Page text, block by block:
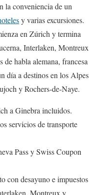
la conveniencia de un
y varias excursiones.
en Zúrich y termina
Interlaken, Montreux
habla alemana, francesa
día a destinos en los Alpes
y Rochers-de-Naye.
a Ginebra incluidos.
servicios de transporte
Pass y Swiss Coupon
con desayuno e impuestos
Montreux y